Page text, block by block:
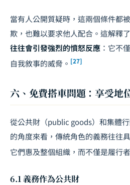
當有人公開質疑時，這兩個條件
欺，也難以要求他人配合。這解釋
往往會引發強烈的憤怒反應 ：它不
自我敘事的威脅。 [27]
六、免費搭車問題：享受地
從公共財（public goods）和集體
的角度來看，傳統角色的義務往
它們惠及整個組織，而不僅是履行
6.1 義務作為公共財